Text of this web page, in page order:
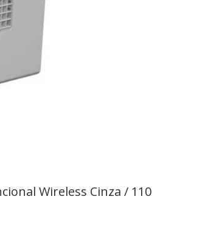
Wireless Cinza / 110